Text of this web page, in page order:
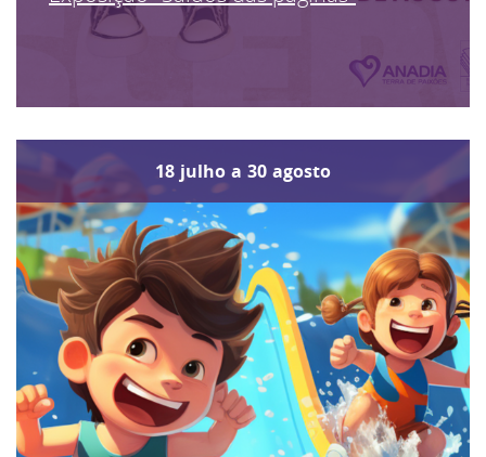
18 julho a 30 agosto